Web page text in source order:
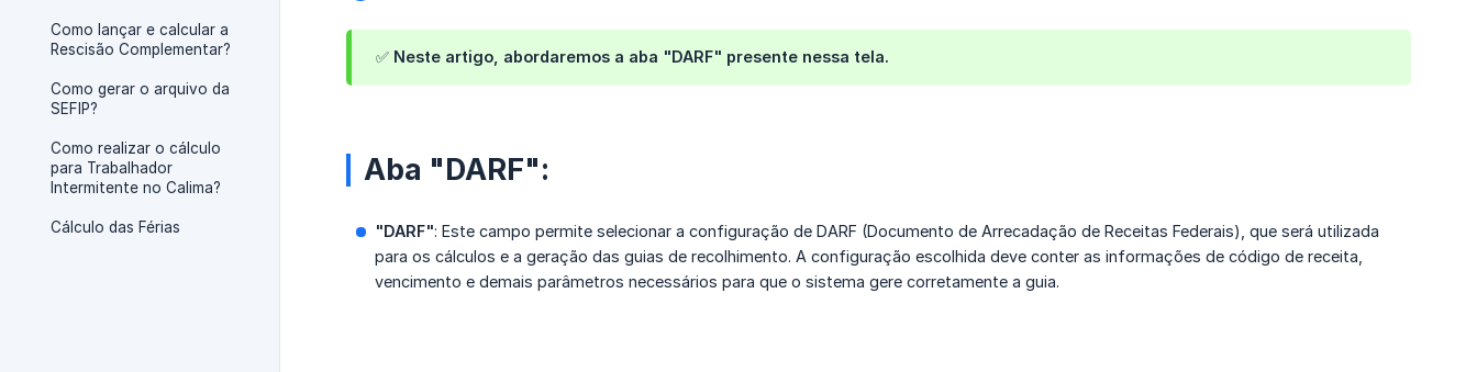
Como lançar e calcular a
Rescisão Complementar?
Como gerar o arquivo da
SEFIP?
Como realizar o cálculo
para Trabalhador
Intermitente no Calima?
Cálculo das Férias
✅ Neste artigo, abordaremos a aba "DARF" presente nessa tela.
Aba "DARF":
"DARF": Este campo permite selecionar a configuração de DARF (Documento de Arrecadação de Receitas Federais), que será utilizada
para os cálculos e a geração das guias de recolhimento. A configuração escolhida deve conter as informações de código de receita,
vencimento e demais parâmetros necessários para que o sistema gere corretamente a guia.